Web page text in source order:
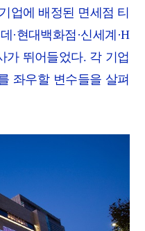
업에 배정된 면세점 티
현대백화점·신세계·H
가 뛰어들었다. 각 기업
좌우할 변수들을 살펴